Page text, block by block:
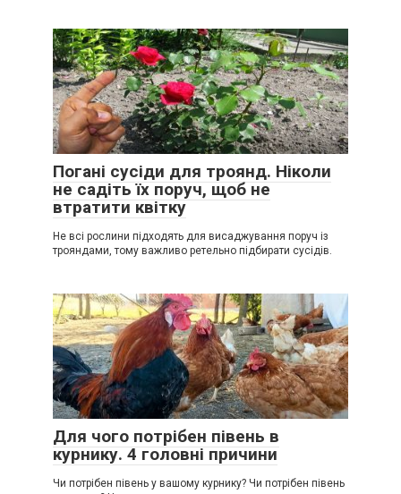
Погані сусіди для троянд. Ніколи
не садіть їх поруч, щоб не
втратити квітку
Не всі рослини підходять для висаджування поруч із
трояндами, тому важливо ретельно підбирати сусідів.
Для чого потрібен півень в
курнику. 4 головні причини
Чи потрібен півень у вашому курнику? Чи потрібен півень